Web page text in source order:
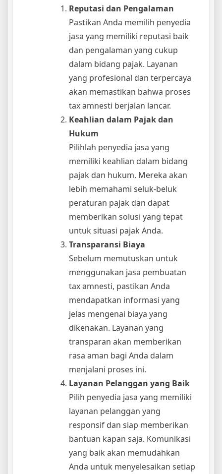
Reputasi dan Pengalaman
Pastikan Anda memilih penyedia
jasa yang memiliki reputasi baik
dan pengalaman yang cukup
dalam bidang pajak. Layanan
yang profesional dan terpercaya
akan memastikan bahwa proses
tax amnesti berjalan lancar.
Keahlian dalam Pajak dan
Hukum
Pilihlah penyedia jasa yang
memiliki keahlian dalam bidang
pajak dan hukum. Mereka akan
lebih memahami seluk-beluk
peraturan pajak dan dapat
memberikan solusi yang tepat
untuk situasi pajak Anda.
Transparansi Biaya
Sebelum memutuskan untuk
menggunakan jasa pembuatan
tax amnesti, pastikan Anda
mendapatkan informasi yang
jelas mengenai biaya yang
dikenakan. Layanan yang
transparan akan memberikan
rasa aman bagi Anda dalam
menjalani proses ini.
Layanan Pelanggan yang Baik
Pilih penyedia jasa yang memiliki
layanan pelanggan yang
responsif dan siap memberikan
bantuan kapan saja. Komunikasi
yang baik akan memudahkan
Anda untuk menyelesaikan setiap